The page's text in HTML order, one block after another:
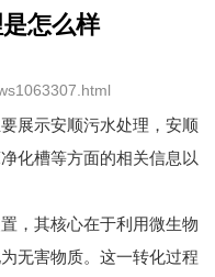
怎么样
展示安顺污水处理 ，安顺
化槽等方面的相关信息以
，其核心在于利用微生物
无害物质。这一转化过程